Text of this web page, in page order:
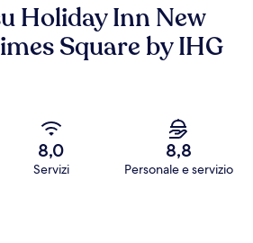
Holiday Inn New
Square by IHG
8,0
Servizi
8,8
Personale e servizio